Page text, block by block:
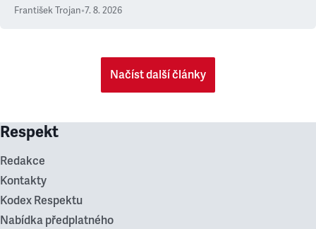
František Trojan•7. 8. 2026
Načíst další články
Respekt
Redakce
Kontakty
Kodex Respektu
Nabídka předplatného